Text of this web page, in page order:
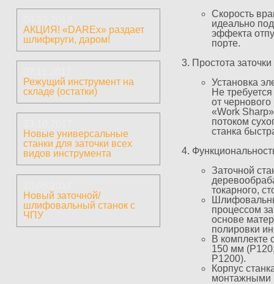
АКЦИЯ! «DAREx» раздает
шлифкруги, даром!
Режущий инструмент на
складе (остатки)
Новые универсальные
станки для заточки всех
видов инструмента
Новый заточной/
шлифовальный станок с
ЧПУ
Скорость
идеально
эффекта
порте.
Простота заточки
Установка
Не
от
«Work
потоком
станка
Заточной
токарного,
процессом
основе
полировки
В комплекте
150 мм
P1200).
Корпус
монтажными